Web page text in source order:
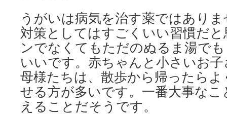
うがいは病気を治す薬ではあり
対策としてはすごくいい習慣だ
ンでなくてもただのぬるま湯で
いいです。赤ちゃんと小さいお
母様たちは、散歩から帰ったら
せる方が多いです。一番大事な
えることだそうです。